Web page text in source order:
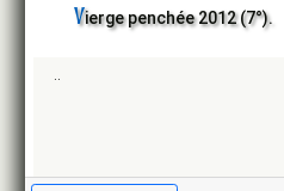
vierge penchée 2012 (7°).
..